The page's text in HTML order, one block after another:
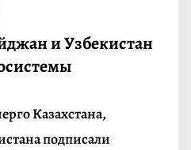
и Узбекистан
Казахстана,
подписали